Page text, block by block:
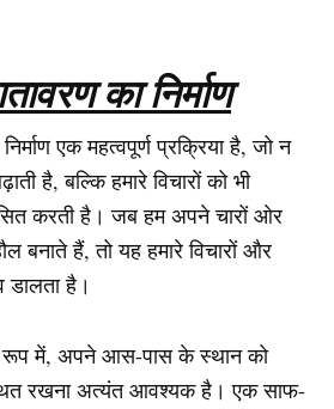
का निर्माण
एक महत्वपूर्ण प्रक्रिया है, जो न
है, बल्कि हमारे विचारों को भी
करती है। जब हम अपने चारों ओर
बनाते हैं, तो यह हमारे विचारों और
डालता है।
में, अपने आस-पास के स्थान को
रखना अत्यंत आवश्यक है। एक साफ-